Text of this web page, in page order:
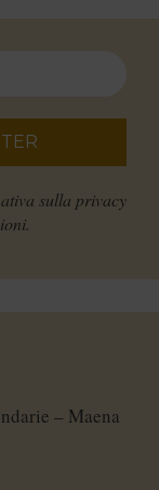
sulla privacy
– Maena